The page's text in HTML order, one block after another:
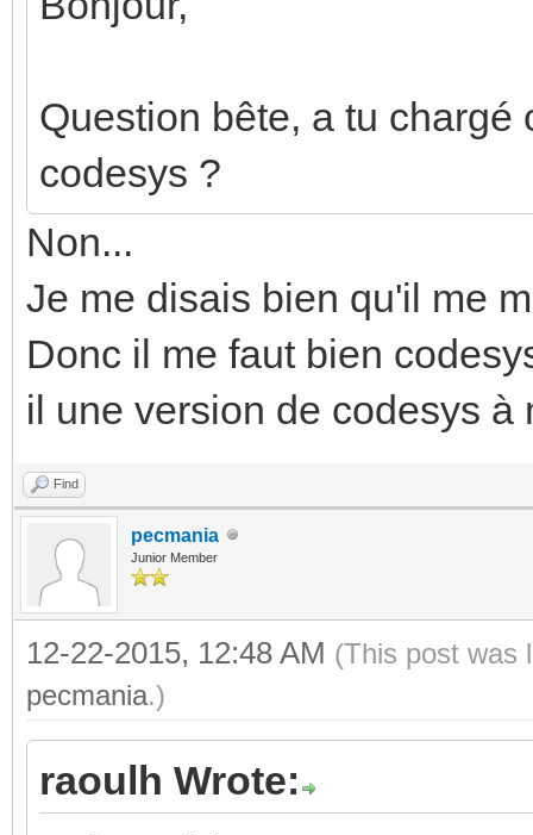
Question bête, a tu
codesys ?
Non...
Je me disais bien qu'il me
Donc il me faut bien
il une version de codesys à
Find
pecmania
Junior Member
12-22-2015, 12:48 AM (This post was
pecmania.)
raoulh Wrote: